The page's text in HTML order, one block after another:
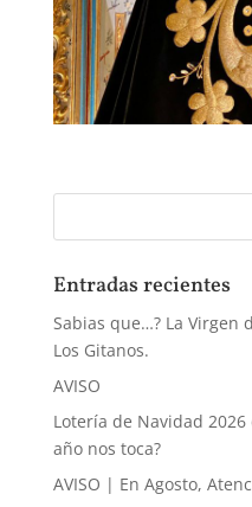
Entradas recientes
Sabias que…? La Virgen
Los Gitanos.
AVISO
Lotería de Navidad
año nos toca?
AVISO | En Agosto,